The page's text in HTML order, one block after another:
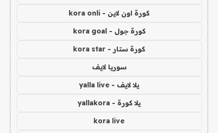
كورة اون لاين - kora onli
كورة جول - kora goal
كورة ستار - kora star
سوريا لايف
يلا لايف - yalla live
يلا كورة - yallakora
kora live